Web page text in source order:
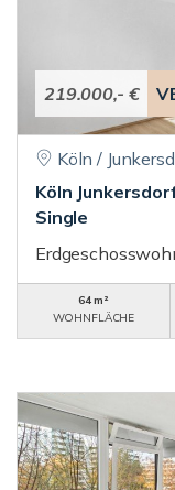
219.000,- €
Köln /
Köln
Single
64 m²
WOHNFLÄCHE